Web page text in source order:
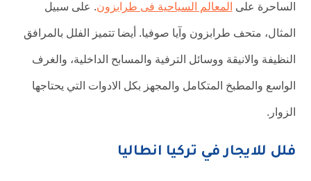
الساحرة على المعالم السياحية فى طرابزون. على سبيل
المثال، متحف طرابزون وآيا صوفيا. أيضا تتميز الفلل بالمرافق
النظيفة والانيقة ووسائل الترفية والمسابح الداخلية، والغرف
الواسع والمطبخ المتكامل والمجهز بكل الادوات التي يحتاجها
الزوار.
فلل للايجار في تركيا انطاليا